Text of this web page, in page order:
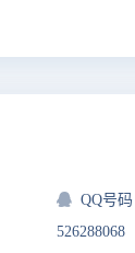
QQ号码
526288068